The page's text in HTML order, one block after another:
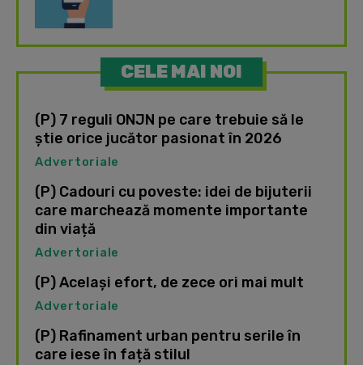
CELE MAI NOI
(P) 7 reguli ONJN pe care trebuie să le
știe orice jucător pasionat în 2026
Advertoriale
(P) Cadouri cu poveste: idei de bijuterii
care marchează momente importante
din viață
Advertoriale
(P) Același efort, de zece ori mai mult
Advertoriale
(P) Rafinament urban pentru serile în
care iese în față stilul